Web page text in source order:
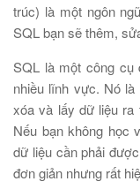
trúc) là một ngôn
SQL bạn sẽ thêm,
SQL là một công cụ
nhiều lĩnh vực. Nó
xóa và lấy dữ liệu ra
Nếu bạn không học
dữ liệu cần phải
đơn giản nhưng rất